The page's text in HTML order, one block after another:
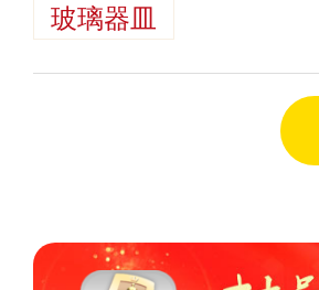
玻璃器皿